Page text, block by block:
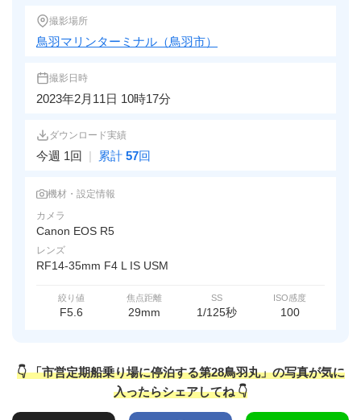
撮影場所
鳥羽マリンターミナル（鳥羽市）
撮影日時
2023年2月11日 10時17分
ダウンロード実績
今週 1回 | 累計 57回
機材・設定情報
カメラ
Canon EOS R5
レンズ
RF14-35mm F4 L IS USM
絞り値
F5.6
焦点距離
29mm
SS
1/125秒
ISO感度
100
👇 「市営定期船乗り場に停泊する第28鳥羽丸」の写真が気に
入ったらシェアしてね 👇